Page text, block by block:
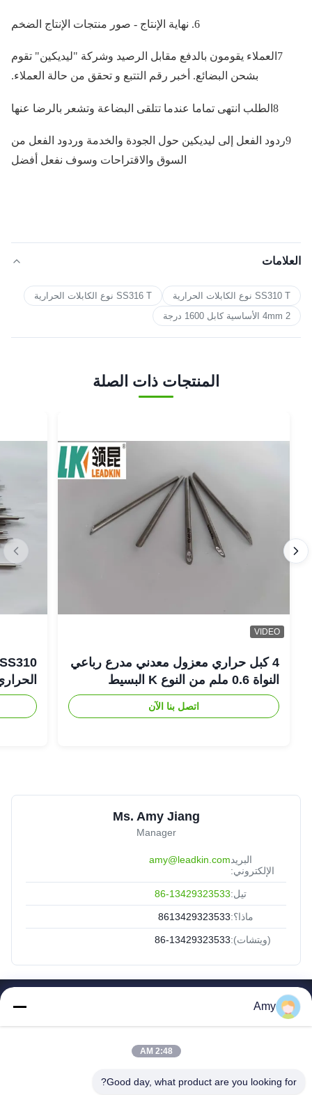
6. نهاية الإنتاج - صور منتجات الإنتاج الضخم
7العملاء يقومون بالدفع مقابل الرصيد وشركة "ليديكين" تقوم
بشحن البضائع. أخبر رقم التتبع و تحقق من حالة العملاء.
8الطلب انتهى تماما عندما تتلقى البضاعة وتشعر بالرضا عنها
9ردود الفعل إلى ليديكين حول الجودة والخدمة وردود الفعل من
السوق والاقتراحات وسوف نفعل أفضل
العلامات
SS310 T نوع الكابلات الحرارية
SS316 T نوع الكابلات الحرارية
4mm 2 الأساسية كابل 1600 درجة
المنتجات ذات الصلة
VIDEO
4 كبل حراري معزول معدني مدرع رباعي
النواة 0.6 ملم من النوع K البسيط
اتصل بنا الآن
Ms. Amy Jiang
Manager
البريد
الإلكتروني:
amy@leadkin.com
تيل:86-13429323533
ماذا؟:8613429323533
(ويتشات):86-13429323533
الصفحة الرئيسية
منتجات
جولة في المعمل
Amy
2:48 AM
Good day, what product are you looking for?